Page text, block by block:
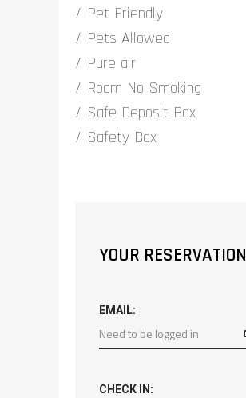
Pet Friendly
Pets Allowed
Pure air
Room No Smoking
Safe Deposit Box
Safety Box
YOUR RESERVATION
EMAIL:
CHECK IN: